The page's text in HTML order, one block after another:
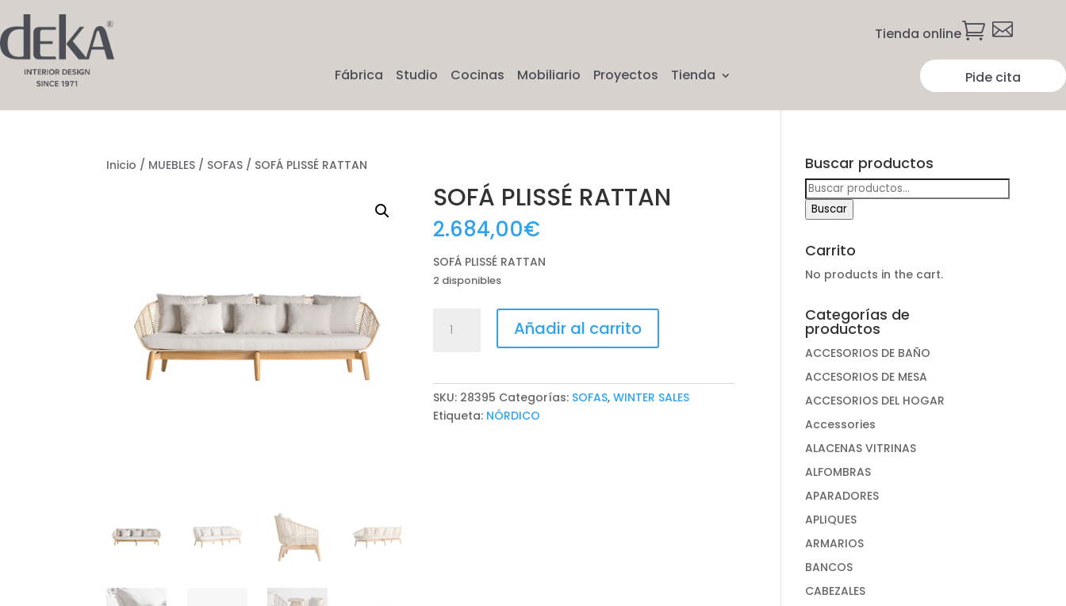
Tienda online 
Fábrica Studio Cocinas Mobiliario Proyectos Tienda Pide cita
Inicio / MUEBLES / SOFAS / SOFÁ PLISSÉ RATTAN
SOFÁ PLISSÉ RATTAN
2.684,00€
SOFÁ PLISSÉ RATTAN
2 disponibles
PLISSÉ
Añadir al carrito
SKU: 28395 Categorías: SOFAS,WINTER SALES
Etiqueta: NÓRDICO
Buscar productos
Buscar
por:
Buscar
Carrito
No products in the cart.
Categorías de
productos
ACCESORIOS DE BAÑO
ACCESORIOS DE MESA
ACCESORIOS DEL HOGAR
Accessories
ALACENAS VITRINAS
ALFOMBRAS
APARADORES
APLIQUES
ARMARIOS
BANCOS
CABEZALES